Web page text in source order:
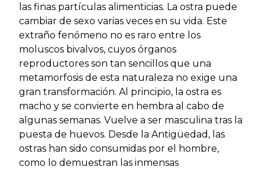
las finas partículas alimenticias. La ostra puede
cambiar de sexo varias veces en su vida. Este
extraño fenómeno no es raro entre los
moluscos bivalvos, cuyos órganos
reproductores son tan sencillos que una
metamorfosis de esta naturaleza no exige una
gran transformación. Al principio, la ostra es
macho y se convierte en hembra al cabo de
algunas semanas. Vuelve a ser masculina tras la
puesta de huevos. Desde la Antigüedad, las
ostras han sido consumidas por el hombre,
como lo demuestran las inmensas